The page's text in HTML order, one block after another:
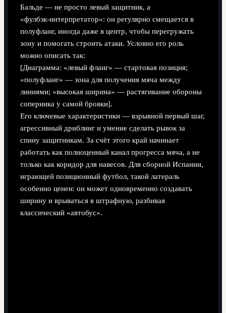
Бальде — не просто левый защитник, а
«фулбэк‑интерпретатор»: он регулярно смещается в
полуфланг, иногда даже в центр, чтобы перегружать
зону и помогать строить атаки. Условно его роль
можно описать так:
[Диаграмма: «левый фланг» — стартовая позиция;
«полуфланг» — зона для получения мяча между
линиями; «высокая ширина» — растягивание обороны
соперника у самой бровки].
Его ключевые характеристики — взрывной первый шаг,
агрессивный дриблинг и умение сделать рывок за
спину защитникам. За счёт этого край начинает
работать как полноценный канал прогресса мяча, а не
только как коридор для навесов. Для сборной Испании,
играющей позиционный футбол, такой латераль
особенно ценен: он может одновременно создавать
ширину и врываться в штрафную, разбивая
классический «автобус».